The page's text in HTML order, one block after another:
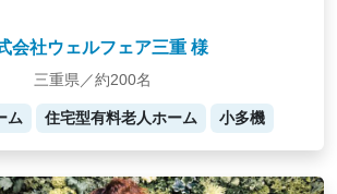
会社ウェルフェア三重 様
三重県／約200名
ム 住宅型有料老人ホーム 小多機